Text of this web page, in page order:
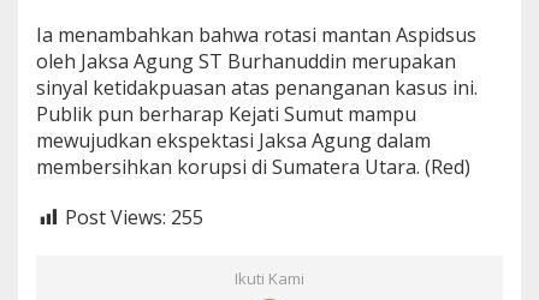
Ia menambahkan bahwa rotasi mantan Aspidsus
oleh Jaksa Agung ST Burhanuddin merupakan
sinyal ketidakpuasan atas penanganan kasus ini.
Publik pun berharap Kejati Sumut mampu
mewujudkan ekspektasi Jaksa Agung dalam
membersihkan korupsi di Sumatera Utara. (Red)
Post Views: 255
Ikuti Kami